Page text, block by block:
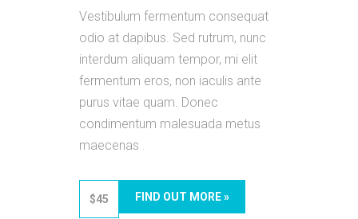
Vestibulum fermentum consequat
odio at dapibus. Sed rutrum, nunc
interdum aliquam tempor, mi elit
fermentum eros, non iaculis ante
purus vitae quam. Donec
condimentum malesuada metus
maecenas .
$45 FIND OUT MORE »